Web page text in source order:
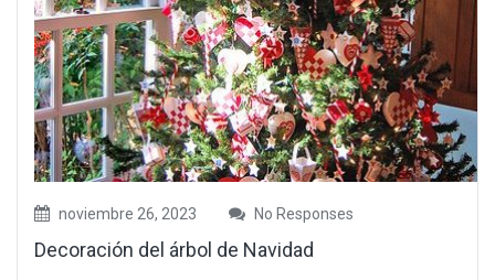
noviembre 26, 2023 No Responses
Decoración del árbol de Navidad